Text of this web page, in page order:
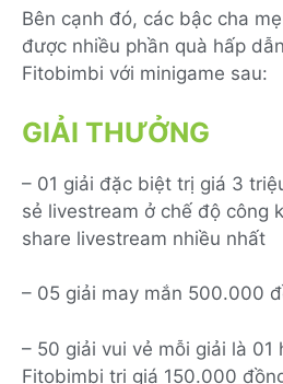
Bên cạnh đó, các bậc cha
được nhiều phần quà hấp
Fitobimbi với minigame sau:
GIẢI THƯỞNG
– 01 giải đặc biệt trị giá 3
sẻ livestream ở chế độ công
share livestream nhiều nhất
– 05 giải may mắn 500.000
– 50 giải vui vẻ mỗi giải là 01
Fitobimbi trị giá 150.000